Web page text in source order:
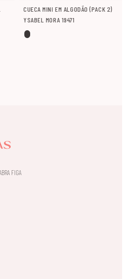
CUECA MINI EM ALGODÃO (PACK 2)
YSABEL MORA 19471
FIGA